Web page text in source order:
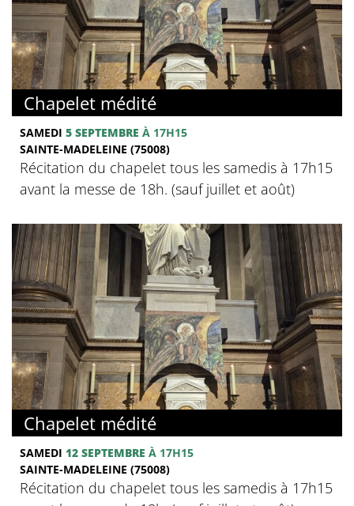
Chapelet médité
SAMEDI 5 SEPTEMBRE À 17H15
SAINTE-MADELEINE (75008)
Récitation du chapelet tous les samedis à 17h15
avant la messe de 18h. (sauf juillet et août)
Chapelet médité
SAMEDI 12 SEPTEMBRE À 17H15
SAINTE-MADELEINE (75008)
Récitation du chapelet tous les samedis à 17h15